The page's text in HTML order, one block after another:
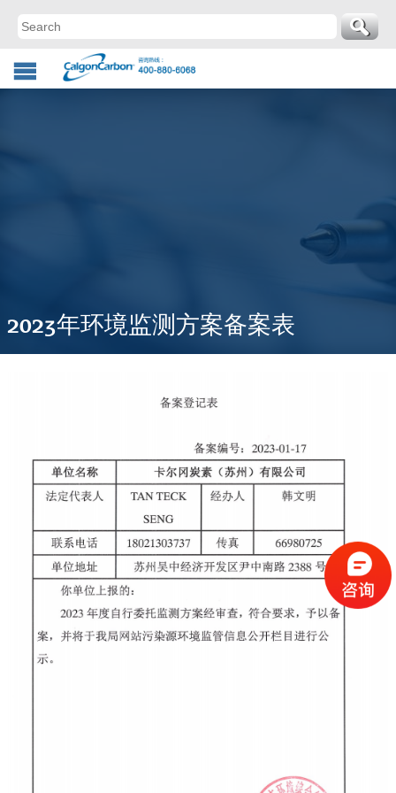
2023年环境监测方案备案表